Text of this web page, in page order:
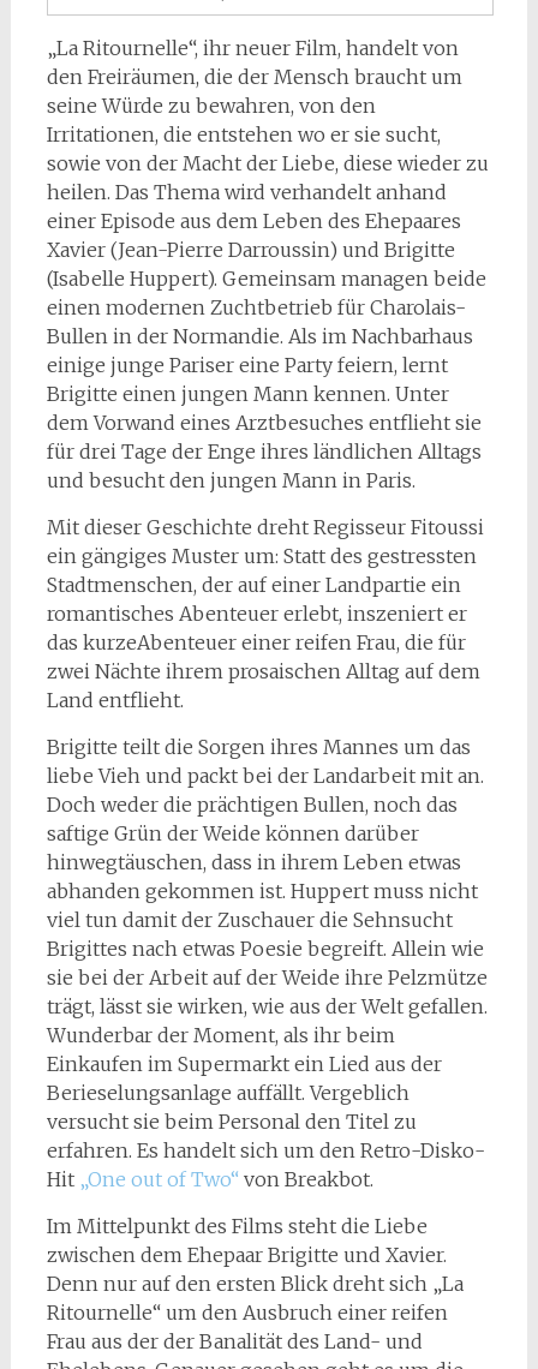
„La Ritournelle“, ihr neuer Film, handelt von
den Freiräumen, die der Mensch braucht um
seine Würde zu bewahren, von den
Irritationen, die entstehen wo er sie sucht,
sowie von der Macht der Liebe, diese wieder zu
heilen. Das Thema wird verhandelt anhand
einer Episode aus dem Leben des Ehepaares
Xavier (Jean-Pierre Darroussin) und Brigitte
(Isabelle Huppert). Gemeinsam managen beide
einen modernen Zuchtbetrieb für Charolais-
Bullen in der Normandie. Als im Nachbarhaus
einige junge Pariser eine Party feiern, lernt
Brigitte einen jungen Mann kennen. Unter
dem Vorwand eines Arztbesuches entflieht sie
für drei Tage der Enge ihres ländlichen Alltags
und besucht den jungen Mann in Paris.
Mit dieser Geschichte dreht Regisseur Fitoussi
ein gängiges Muster um: Statt des gestressten
Stadtmenschen, der auf einer Landpartie ein
romantisches Abenteuer erlebt, inszeniert er
das kurzeAbenteuer einer reifen Frau, die für
zwei Nächte ihrem prosaischen Alltag auf dem
Land entflieht.
Brigitte teilt die Sorgen ihres Mannes um das
liebe Vieh und packt bei der Landarbeit mit an.
Doch weder die prächtigen Bullen, noch das
saftige Grün der Weide können darüber
hinwegtäuschen, dass in ihrem Leben etwas
abhanden gekommen ist. Huppert muss nicht
viel tun damit der Zuschauer die Sehnsucht
Brigittes nach etwas Poesie begreift. Allein wie
sie bei der Arbeit auf der Weide ihre Pelzmütze
trägt, lässt sie wirken, wie aus der Welt gefallen.
Wunderbar der Moment, als ihr beim
Einkaufen im Supermarkt ein Lied aus der
Berieselungsanlage auffällt. Vergeblich
versucht sie beim Personal den Titel zu
erfahren. Es handelt sich um den Retro-Disko-
Hit „One out of Two“ von Breakbot.
Im Mittelpunkt des Films steht die Liebe
zwischen dem Ehepaar Brigitte und Xavier.
Denn nur auf den ersten Blick dreht sich „La
Ritournelle“ um den Ausbruch einer reifen
Frau aus der der Banalität des Land- und